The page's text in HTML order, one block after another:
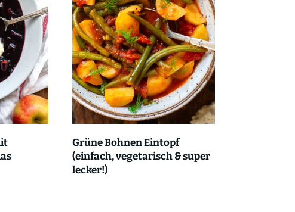
Grüne Bohnen Eintopf
(einfach, vegetarisch & super
lecker!)